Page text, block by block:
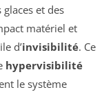
et des
matériel et
d’invisibilité. Ce
hypervisibilité
le système